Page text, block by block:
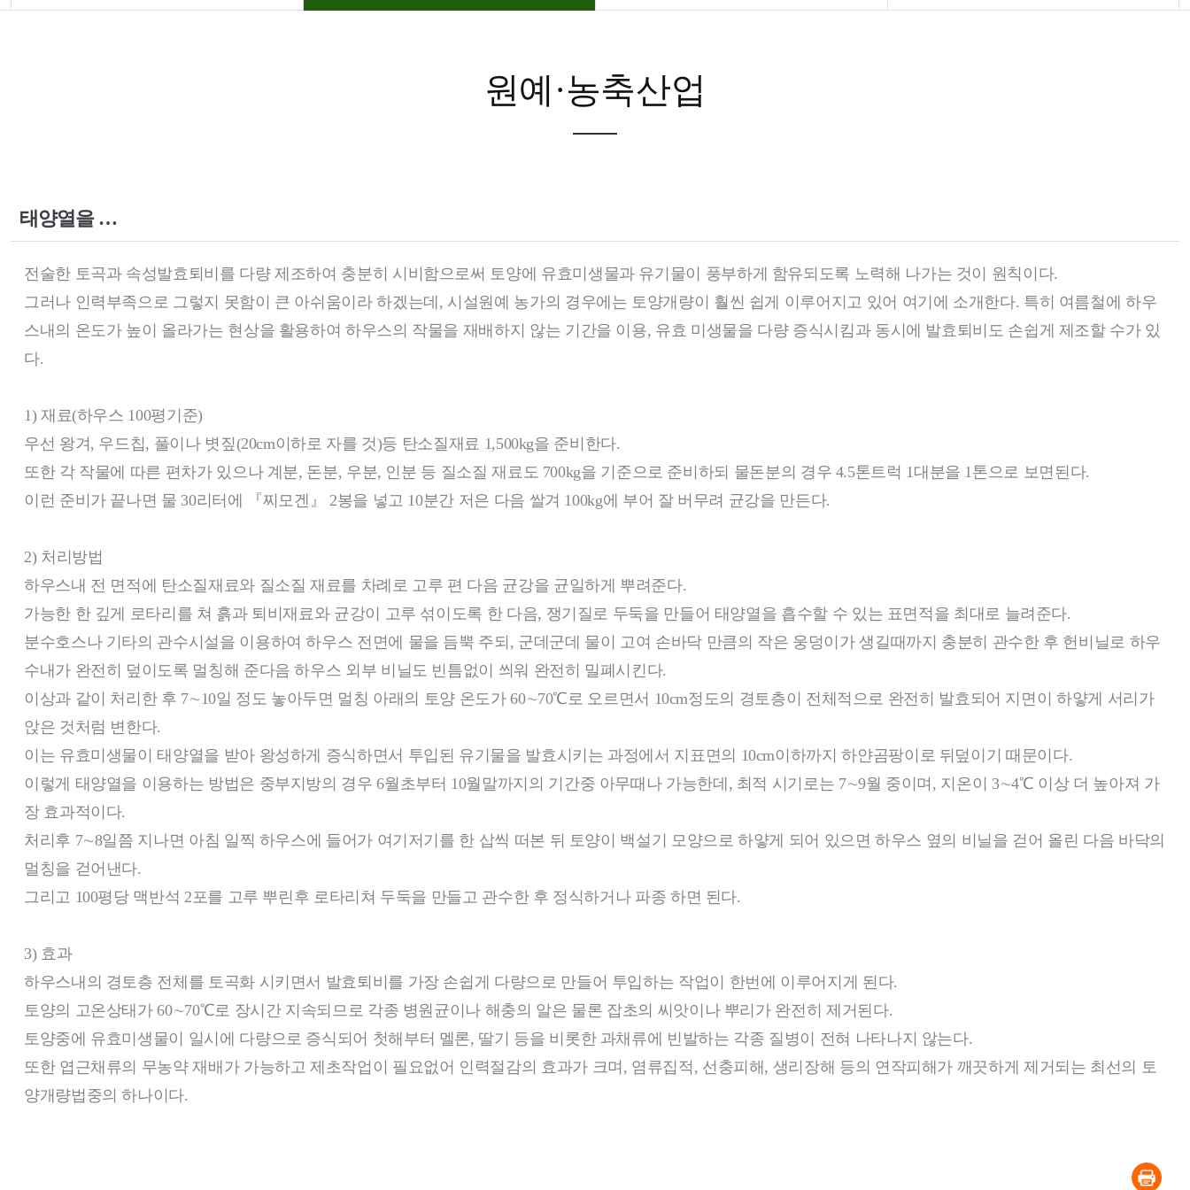
원예·농축산업
태양열을 이용한 하우스 토양 개량법
전술한 토곡과 속성발효퇴비를 다량 제조하여 충분히 시비함으로써 토양에 유효미생물과 유기물이 풍부하게 함유되도록 노력해 나가는 것이 원칙이다.
그러나 인력부족으로 그렇지 못함이 큰 아쉬움이라 하겠는데, 시설원예 농가의 경우에는 토양개량이 훨씬 쉽게 이루어지고 있어 여기에 소개한다. 특히 여름철에 하우
스내의 온도가 높이 올라가는 현상을 활용하여 하우스의 작물을 재배하지 않는 기간을 이용, 유효 미생물을 다량 증식시킴과 동시에 발효퇴비도 손쉽게 제조할 수가 있
다.
1) 재료(하우스 100평기준)
우선 왕겨, 우드칩, 풀이나 볏짚(20cm이하로 자를 것)등 탄소질재료 1,500kg을 준비한다.
또한 각 작물에 따른 편차가 있으나 계분, 돈분, 우분, 인분 등 질소질 재료도 700kg을 기준으로 준비하되 물돈분의 경우 4.5톤트럭 1대분을 1톤으로 보면된다.
이런 준비가 끝나면 물 30리터에 『찌모겐』 2봉을 넣고 10분간 저은 다음 쌀겨 100kg에 부어 잘 버무려 균강을 만든다.
2) 처리방법
하우스내 전 면적에 탄소질재료와 질소질 재료를 차례로 고루 편 다음 균강을 균일하게 뿌려준다.
가능한 한 깊게 로타리를 쳐 흙과 퇴비재료와 균강이 고루 섞이도록 한 다음, 쟁기질로 두둑을 만들어 태양열을 흡수할 수 있는 표면적을 최대로 늘려준다.
분수호스나 기타의 관수시설을 이용하여 하우스 전면에 물을 듬뿍 주되, 군데군데 물이 고여 손바닥 만큼의 작은 웅덩이가 생길때까지 충분히 관수한 후 헌비닐로 하우
수내가 완전히 덮이도록 멀칭해 준다음 하우스 외부 비닐도 빈틈없이 씌워 완전히 밀폐시킨다.
이상과 같이 처리한 후 7∼10일 정도 놓아두면 멀칭 아래의 토양 온도가 60∼70℃로 오르면서 10cm정도의 경토층이 전체적으로 완전히 발효되어 지면이 하얗게 서리가
앉은 것처럼 변한다.
이는 유효미생물이 태양열을 받아 왕성하게 증식하면서 투입된 유기물을 발효시키는 과정에서 지표면의 10cm이하까지 하얀곰팡이로 뒤덮이기 때문이다.
이렇게 태양열을 이용하는 방법은 중부지방의 경우 6월초부터 10월말까지의 기간중 아무때나 가능한데, 최적 시기로는 7∼9월 중이며, 지온이 3∼4℃ 이상 더 높아져 가
장 효과적이다.
처리후 7∼8일쯤 지나면 아침 일찍 하우스에 들어가 여기저기를 한 삽씩 떠본 뒤 토양이 백설기 모양으로 하얗게 되어 있으면 하우스 옆의 비닐을 걷어 올린 다음 바닥의
멀칭을 걷어낸다.
그리고 100평당 맥반석 2포를 고루 뿌린후 로타리쳐 두둑을 만들고 관수한 후 정식하거나 파종 하면 된다.
3) 효과
하우스내의 경토층 전체를 토곡화 시키면서 발효퇴비를 가장 손쉽게 다량으로 만들어 투입하는 작업이 한번에 이루어지게 된다.
토양의 고온상태가 60∼70℃로 장시간 지속되므로 각종 병원균이나 해충의 알은 물론 잡초의 씨앗이나 뿌리가 완전히 제거된다.
토양중에 유효미생물이 일시에 다량으로 증식되어 첫해부터 멜론, 딸기 등을 비롯한 과채류에 빈발하는 각종 질병이 전혀 나타나지 않는다.
또한 엽근채류의 무농약 재배가 가능하고 제초작업이 필요없어 인력절감의 효과가 크며, 염류집적, 선충피해, 생리장해 등의 연작피해가 깨끗하게 제거되는 최선의 토
양개량법중의 하나이다.